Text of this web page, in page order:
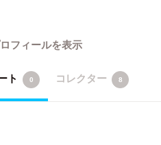
フィールを表示
ト 0 コレクター 8